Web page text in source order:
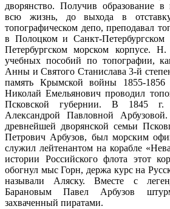
дворянство. Получив образование
всю жизнь, до выхода в
топографическом депо, преподавал
в Полоцком и Санкт-Петербургском
Петербургском морском корпусе.
учебных пособий по топографии,
Анны и Святого Станислава 3-й
память Крымской войны 1855-1856
Николай Емельянович проводил
Псковской губернии. В 1845 г.
Александрой Павловной
древнейшей дворянской семьи
Петрович Арбузов, был морским
служил лейтенантом на корабле
истории Российского флота этот
обогнул мыс Горн, держа курс на
называли Аляску. Вместе с
Барановым Павел Арбузов
захваченный пиратами.